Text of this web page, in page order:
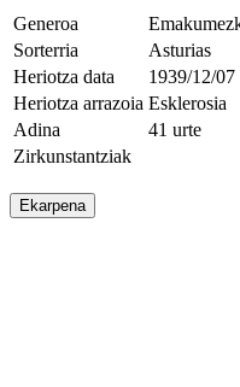
Generoa
Sorterria
Asturias
Heriotza data
1939/12/07
Heriotza arrazoia Esklerosia
Adina
41 urte
Zirkunstantziak